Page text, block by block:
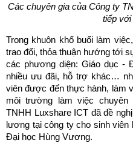
Các chuyên gia của Công ty
tiếp
Trong khuôn khổ buổi làm
trao đổi, thỏa thuận hướng tới
các phương diện: Giáo dục -
nhiều ưu đãi, hỗ trợ khác…
viên được đến thực hành, làm
môi trường làm việc
TNHH Luxshare ICT đã đề
lương tại công ty cho sinh
Đại học Hùng Vương.